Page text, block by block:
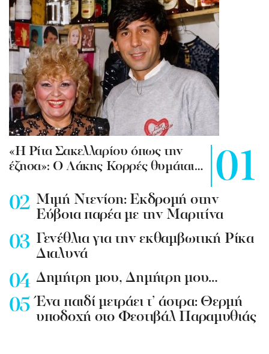
«Η Ρίτα Σακελλαρίου όπως την
έζησα»: Ο Λάκης Κορρές θυμάται…
Mιμή Ντενίση: Εκδρομή στην
Εύβοια παρέα με την Μαριτίνα
Γενέθλια για την εκθαμβωτική Ρίκα
Διαλυνά
Δημήτρη μου, Δημήτρη μου…
Ένα παιδί μετράει τ’ άστρα: Θερμή
υποδοχή στο Φεστιβάλ Παραμυθιάς